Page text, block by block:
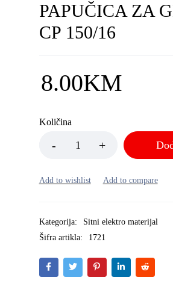
PAPUČICA ZA
CP 150/16
8.00KM
Količina
Kategorija:
Sitni elektro materijal
Šifra artikla:
1721